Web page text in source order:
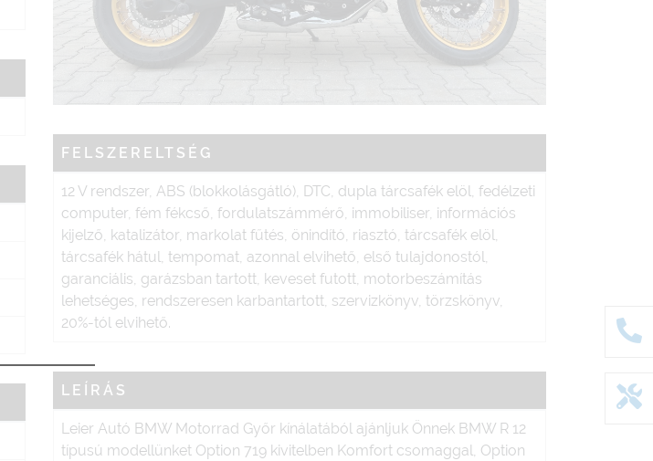
FELSZERELTSÉG
12 V rendszer, ABS (blokkolásgátló), DTC, dupla tárcsafék elöl, fedélzeti
computer, fém fékcső, fordulatszámmérő, immobiliser, információs
kijelző, katalizátor, markolat fűtés, önindító, riasztó, tárcsafék elöl,
tárcsafék hátul, tempomat, azonnal elvihető, első tulajdonostól,
garanciális, garázsban tartott, keveset futott, motorbeszámítás
lehetséges, rendszeresen karbantartott, szervizkönyv, törzskönyv,
20%-tól elvihető.
LEÍRÁS
Leier Autó BMW Motorrad Győr kínálatából ajánljuk Önnek BMW R 12
típusú modellünket Option 719 kivitelben Komfort csomaggal, Option